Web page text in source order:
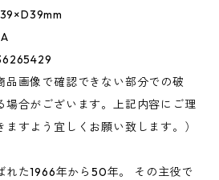
品画像で確認できない部分での破
場合がございます。上記内容にご理
すよう宜しくお願い致します。）
れた1966年から50年。 その主役で